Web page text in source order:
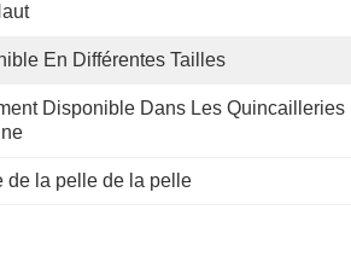
En Différentes Tailles
Disponible Dans Les Quincailleries
de la pelle de la pelle